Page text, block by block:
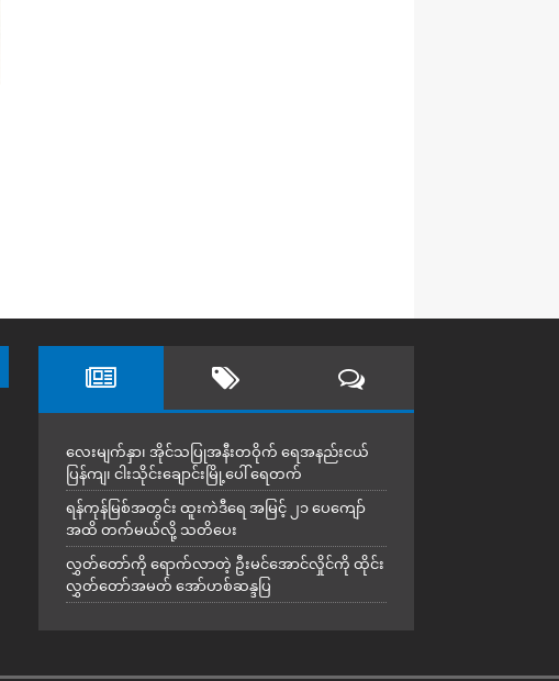
လေးမျက်နှာ၊ အိုင်သပြုအနီးတဝိုက် ရေအနည်းငယ်
ပြန်ကျ၊ ငါးသိုင်းချောင်းမြို့ပေါ် ရေတက်
ရန်ကုန်မြစ်အတွင်း ထူးကဲဒီရေ အ​မြင့် ၂၁ ပေကျော်
အထိ တက်မယ်လို့ သတိပေး
လွှတ်တော်ကို ရောက်လာတဲ့ ဦးမင်အောင်လှိုင်ကို ထိုင်း
လွှတ်တော်အမတ် အော်ဟစ်ဆန္ဒပြ